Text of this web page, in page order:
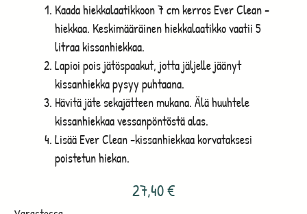
Kaada hiekkalaatikkoon 7 cm kerros Ever Clean -
hiekkaa. Keskimääräinen hiekkalaatikko vaatii 5
litraa kissanhiekkaa.
Lapioi pois jätöspaakut, jotta jäljelle jäänyt
kissanhiekka pysyy puhtaana.
Hävitä jäte sekajätteen mukana. Älä huuhtele
kissanhiekkaa vessanpöntöstä alas.
Lisää Ever Clean -kissanhiekkaa korvataksesi
poistetun hiekan.
27,40€